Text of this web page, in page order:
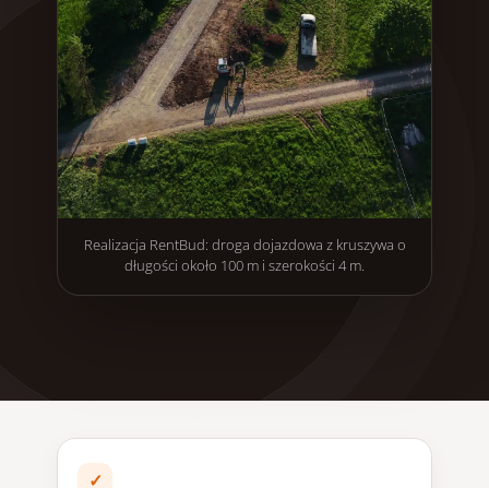
Realizacja RentBud: droga dojazdowa z kruszywa o
długości około 100 m i szerokości 4 m.